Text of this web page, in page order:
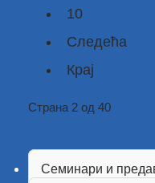
10
Следећа
Крај
Страна 2 од 40
Семинари и